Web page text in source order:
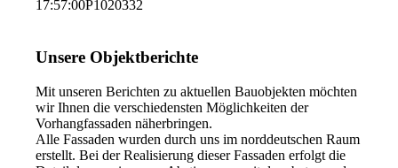
17:57:00P1020332
Unsere Objektberichte
Mit unseren Berichten zu aktuellen Bauobjekten möchten
wir Ihnen die verschiedensten Möglichkeiten der
Vorhangfassaden näherbringen.
Alle Fassaden wurden durch uns im norddeutschen Raum
erstellt. Bei der Realisierung dieser Fassaden erfolgt die